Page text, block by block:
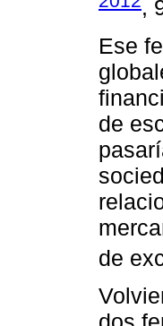
,
Ese
de
de